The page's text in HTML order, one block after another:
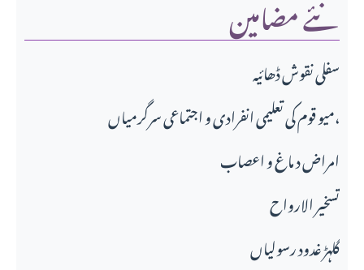
سفلی نقوش ڈھائیہ
میو قوم کی تعلیمی انفرادی و اجتماعی سرگرمیاں،
امراض د ماغ و اعصاب
تسخير الارواح
گلہڑ غدود رسولیاں